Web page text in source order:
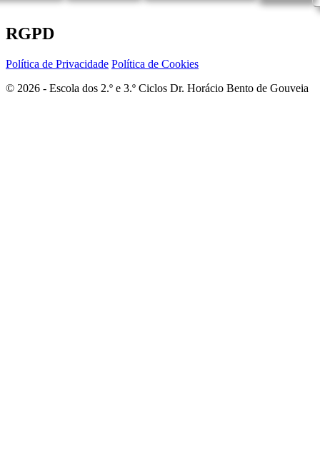
RGPD
Política de Privacidade Política de Cookies
© 2026 - Escola dos 2.º e 3.º Ciclos Dr. Horácio Bento de Gouveia